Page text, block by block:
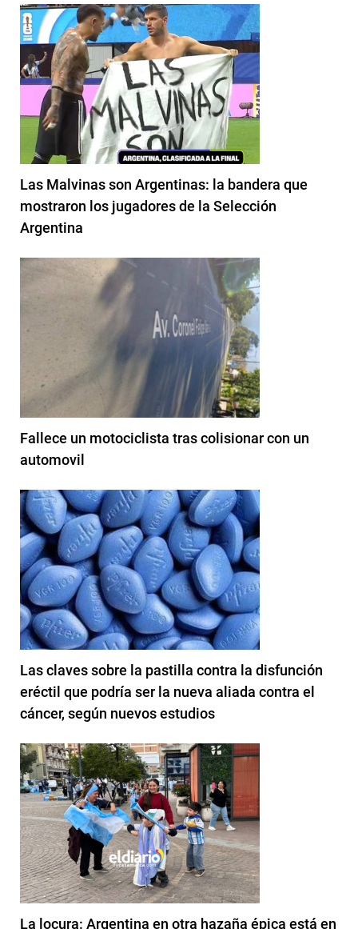
Las Malvinas son Argentinas: la bandera que
mostraron los jugadores de la Selección
Argentina
Fallece un motociclista tras colisionar con un
automovil
Las claves sobre la pastilla contra la disfunción
eréctil que podría ser la nueva aliada contra el
cáncer, según nuevos estudios
La locura: Argentina en otra hazaña épica está en